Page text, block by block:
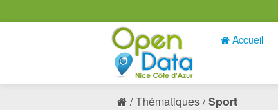
Accueil
Thématiques Sport